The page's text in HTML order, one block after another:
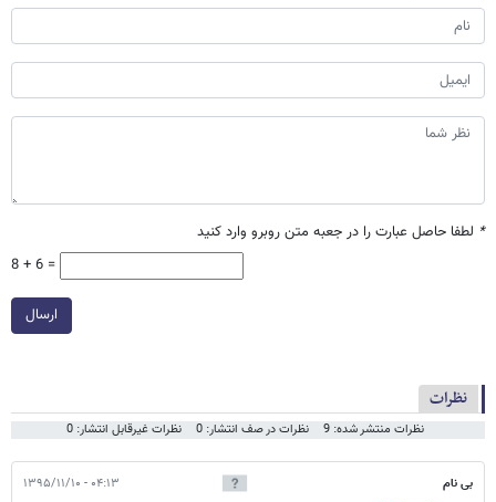
* لطفا حاصل عبارت را در جعبه متن روبرو وارد کنید
8 + 6 =
ارسال
نظرات
نظرات منتشر شده: 9 نظرات در صف انتشار: 0 نظرات غیرقابل انتشار: 0
بی نام ۰۴:۱۳ - ۱۳۹۵/۱۱/۱۰